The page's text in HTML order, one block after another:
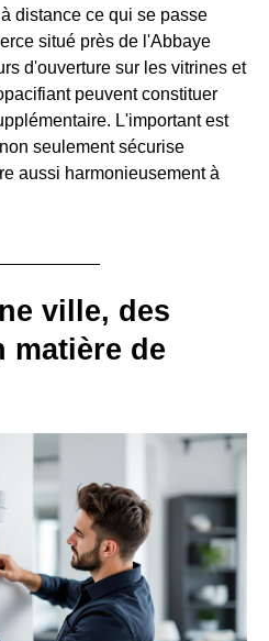
distance ce qui se passe
situé près de l'Abbaye
d'ouverture sur les vitrines et
peuvent constituer
L'important est
seulement sécurise
aussi harmonieusement à
ville, des
matière de